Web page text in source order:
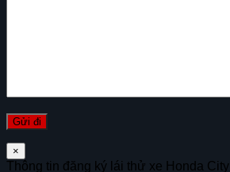
×
Thông tin đăng ký lái thử xe Honda City